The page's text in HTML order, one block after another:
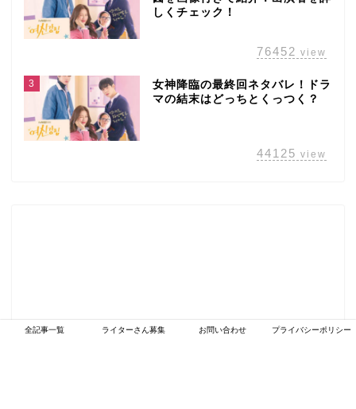
しくチェック！
76452 view
3
女神降臨の最終回ネタバレ！ドラ
マの結末はどっちとくっつく？
44125 view
全記事一覧 ライターさん募集 お問い合わせ プライバシーポリシー